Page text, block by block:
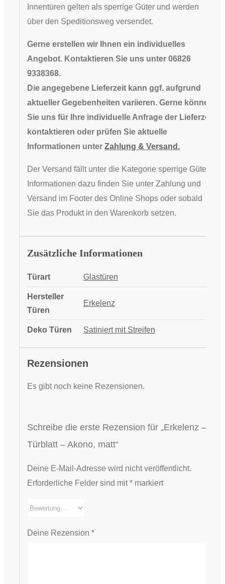
Innentüren gelten als sperrige Güter und werden
über den Speditionsweg versendet.
Gerne erstellen wir Ihnen ein individuelles
Angebot. Kontaktieren Sie uns unter 06826
9338368.
Die angegebene Lieferzeit kann ggf. aufgrund
aktueller Gegebenheiten variieren. Gerne können
Sie uns für Ihre individuelle Anfrage der Lieferzeit
kontaktieren oder prüfen Sie aktuelle
Informationen unter Zahlung & Versand.
Der Versand fällt unter die Kategorie sperrige Güter,
Informationen dazu finden Sie unter Zahlung und
Versand im Footer des Online Shops oder sobald
Sie das Produkt in den Warenkorb setzen.
Zusätzliche Informationen
Türart Glastüren
Hersteller
Türen
Erkelenz
Deko Türen Satiniert mit Streifen
Rezensionen
Es gibt noch keine Rezensionen.
Schreibe die erste Rezension für „Erkelenz –
Türblatt – Akono, matt“
Deine E-Mail-Adresse wird nicht veröffentlicht.
Erforderliche Felder sind mit*markiert
Deine Rezension *